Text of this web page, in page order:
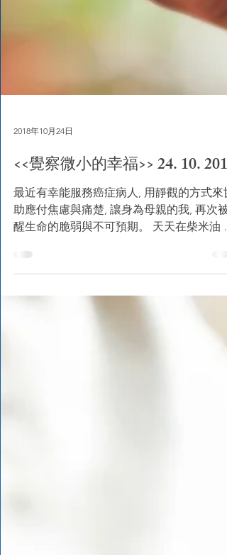
2018年10月24日
<<覺察微小的幸福>> 24. 10. 2018
最近有幸能服務癌症病人, 用靜觀的方式來
助應付焦慮與痛楚, 讓身為母親的我, 再次被
醒, 證明我能睡覺、而且有個孩子可以吵醒